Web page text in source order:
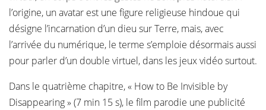
l’origine, un avatar est une figure religieuse hindoue qui
désigne l’incarnation d’un dieu sur Terre, mais, avec
l’arrivée du numérique, le terme s’emploie désormais aussi
pour parler d’un double virtuel, dans les jeux vidéo surtout.
Dans le quatrième chapitre, « How to Be Invisible by
Disappearing » (7 min 15 s), le film parodie une publicité